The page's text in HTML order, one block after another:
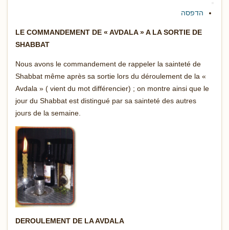
הדפסה
LE COMMANDEMENT DE « AVDALA » A LA SORTIE DE
SHABBAT
Nous avons le commandement de rappeler la sainteté de
Shabbat même après sa sortie lors du déroulement de la «
Avdala » ( vient du mot différencier) ; on montre ainsi que le
jour du Shabbat est distingué par sa sainteté des autres
jours de la semaine.
DEROULEMENT DE LA AVDALA